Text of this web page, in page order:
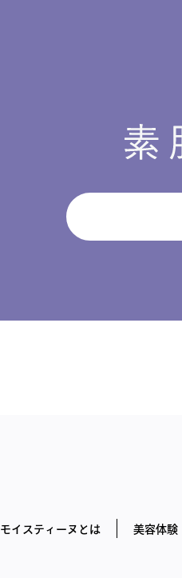
モイスティーヌとは 美容体験